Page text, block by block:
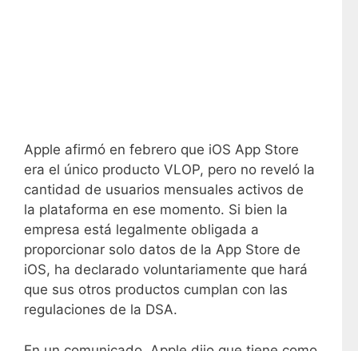
a
n
t
e
:
A
p
p
l
Apple afirmó en febrero que iOS App Store
era el único producto VLOP, pero no reveló la
cantidad de usuarios mensuales activos de
la plataforma en ese momento. Si bien la
empresa está legalmente obligada a
proporcionar solo datos de la App Store de
iOS, ha declarado voluntariamente que hará
que sus otros productos cumplan con las
regulaciones de la DSA.